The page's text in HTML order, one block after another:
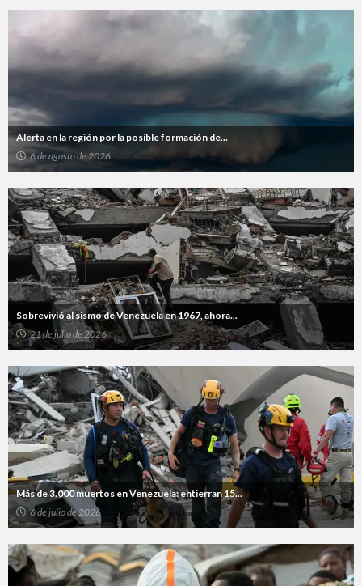
Alerta en la región por la posible formación de...
6 de agosto de 2026
Sobrevivió al sismo de Venezuela en 1967, ahora...
21 de julio de 2026
Más de 3.000 muertos en Venezuela: entierran 15...
6 de julio de 2026